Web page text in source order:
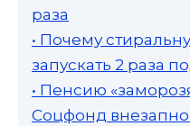
раза
• Почему
запускать 2 раза
• Пенсию
Соцфонд